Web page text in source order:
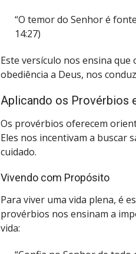
“O temor do Senhor é
14:27)
Este versículo nos ensina
obediência a Deus, nos
Aplicando os Provérbios
Os provérbios oferecem
Eles nos incentivam a buscar
cuidado.
Vivendo com Propósito
Para viver uma vida plena, é
provérbios nos ensinam a
vida: